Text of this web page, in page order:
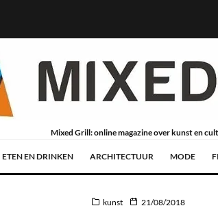
Mixed Grill: online magazine over kunst en
ETEN EN DRINKEN ARCHITECTUUR MODE
kunst 21/08/2018